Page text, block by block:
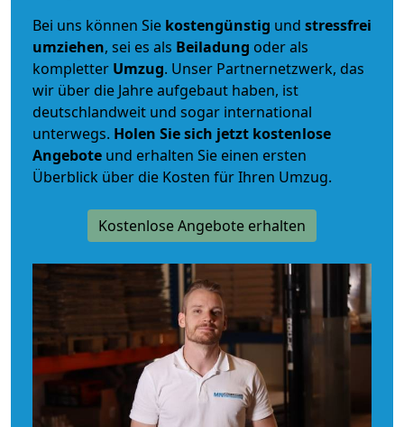
Bei uns können Sie kostengünstig und stressfrei
umziehen, sei es als Beiladung oder als
kompletter Umzug. Unser Partnernetzwerk, das
wir über die Jahre aufgebaut haben, ist
deutschlandweit und sogar international
unterwegs. Holen Sie sich jetzt kostenlose
Angebote und erhalten Sie einen ersten
Überblick über die Kosten für Ihren Umzug.
Kostenlose Angebote erhalten